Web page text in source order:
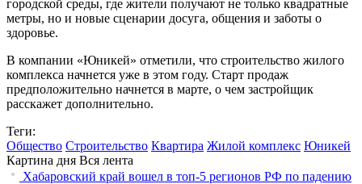
городской среды, где жители получают не только квадратные
метры, но и новые сценарии досуга, общения и заботы о
здоровье.
В компании «Юникей» отметили, что строительство жилого
комплекса начнется уже в этом году. Старт продаж
предположительно начнется в марте, о чем застройщик
расскажет дополнительно.
Теги:
Общество Строительство Квартира Жилой комплекс Юникей
Картина дня Вся лента
Хабаровский край вошел в топ-5 регионов РФ по падению